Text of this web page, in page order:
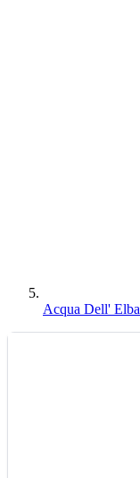
Acqua Dell' Elba